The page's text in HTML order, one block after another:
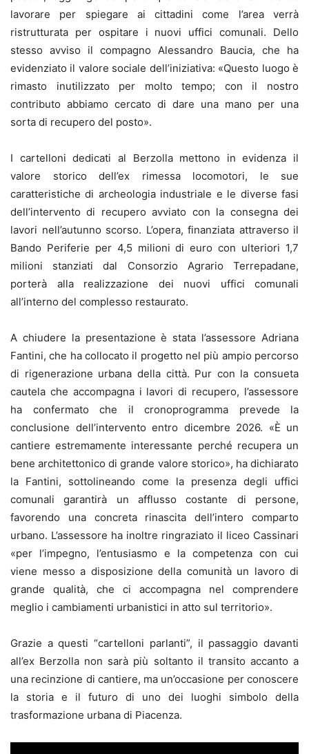
lavorare per spiegare ai cittadini come l’area verrà
ristrutturata per ospitare i nuovi uffici comunali. Dello
stesso avviso il compagno Alessandro Baucia, che ha
evidenziato il valore sociale dell’iniziativa: «Questo luogo è
rimasto inutilizzato per molto tempo; con il nostro
contributo abbiamo cercato di dare una mano per una
sorta di recupero del posto».
I cartelloni dedicati al Berzolla mettono in evidenza il
valore storico dell’ex rimessa locomotori, le sue
caratteristiche di archeologia industriale e le diverse fasi
dell’intervento di recupero avviato con la consegna dei
lavori nell’autunno scorso. L’opera, finanziata attraverso il
Bando Periferie per 4,5 milioni di euro con ulteriori 1,7
milioni stanziati dal Consorzio Agrario Terrepadane,
porterà alla realizzazione dei nuovi uffici comunali
all’interno del complesso restaurato.
A chiudere la presentazione è stata l’assessore Adriana
Fantini, che ha collocato il progetto nel più ampio percorso
di rigenerazione urbana della città. Pur con la consueta
cautela che accompagna i lavori di recupero, l’assessore
ha confermato che il cronoprogramma prevede la
conclusione dell’intervento entro dicembre 2026. «È un
cantiere estremamente interessante perché recupera un
bene architettonico di grande valore storico», ha dichiarato
la Fantini, sottolineando come la presenza degli uffici
comunali garantirà un afflusso costante di persone,
favorendo una concreta rinascita dell’intero comparto
urbano. L’assessore ha inoltre ringraziato il liceo Cassinari
«per l’impegno, l’entusiasmo e la competenza con cui
viene messo a disposizione della comunità un lavoro di
grande qualità, che ci accompagna nel comprendere
meglio i cambiamenti urbanistici in atto sul territorio».
Grazie a questi “cartelloni parlanti”, il passaggio davanti
all’ex Berzolla non sarà più soltanto il transito accanto a
una recinzione di cantiere, ma un’occasione per conoscere
la storia e il futuro di uno dei luoghi simbolo della
trasformazione urbana di Piacenza.